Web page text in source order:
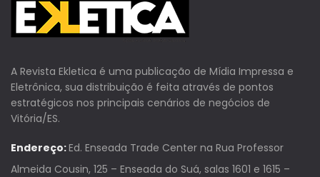
A Revista Ekletica é uma publicação de Mídia Impressa e
Eletrônica, sua distribuição é feita através de pontos
estratégicos nos principais cenários de negócios de
Vitória/ES.
Endereço:Ed. Enseada Trade Center na Rua Professor
Almeida Cousin, 125 – Enseada do Suá, salas 1601 e 1615 –